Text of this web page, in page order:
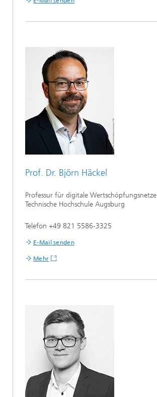
Prof. Dr. Björn Häckel
Professur für digitale Wertschöpfungsnetze
Technische Hochschule Augsburg
Telefon +49 821 5586-3325
E-Mail senden
Mehr